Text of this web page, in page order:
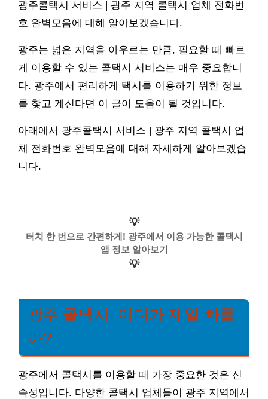
광주콜택시 서비스 | 광주 지역 콜택시 업체 전화번
호 완벽모음에 대해 알아보겠습니다.
광주는 넓은 지역을 아우르는 만큼, 필요할 때 빠르
게 이용할 수 있는 콜택시 서비스는 매우 중요합니
다. 광주에서 편리하게 택시를 이용하기 위한 정보
를 찾고 계신다면 이 글이 도움이 될 것입니다.
아래에서 광주콜택시 서비스 | 광주 지역 콜택시 업
체 전화번호 완벽모음에 대해 자세하게 알아보겠습
니다.
💡
터치 한 번으로 간편하게! 광주에서 이용 가능한 콜택시
앱 정보 알아보기
💡
광주 콜택시, 어디가 제일 빠를
까?
광주에서 콜택시를 이용할 때 가장 중요한 것은 신
속성입니다. 다양한 콜택시 업체들이 광주 지역에서